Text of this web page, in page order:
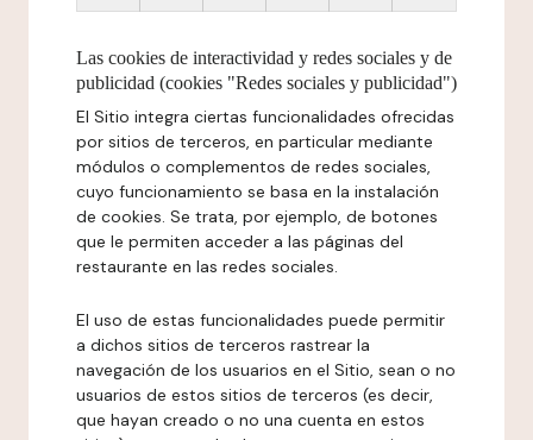
Las cookies de interactividad y redes sociales y de
publicidad (cookies "Redes sociales y publicidad")
El Sitio integra ciertas funcionalidades ofrecidas
por sitios de terceros, en particular mediante
módulos o complementos de redes sociales,
cuyo funcionamiento se basa en la instalación
de cookies. Se trata, por ejemplo, de botones
que le permiten acceder a las páginas del
restaurante en las redes sociales.
El uso de estas funcionalidades puede permitir
a dichos sitios de terceros rastrear la
navegación de los usuarios en el Sitio, sean o no
usuarios de estos sitios de terceros (es decir,
que hayan creado o no una cuenta en estos